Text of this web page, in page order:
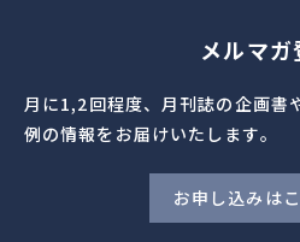
メルマガ
月に1,2回程度、月刊誌の企画書
例の情報をお届けいたします。
お申し込みは